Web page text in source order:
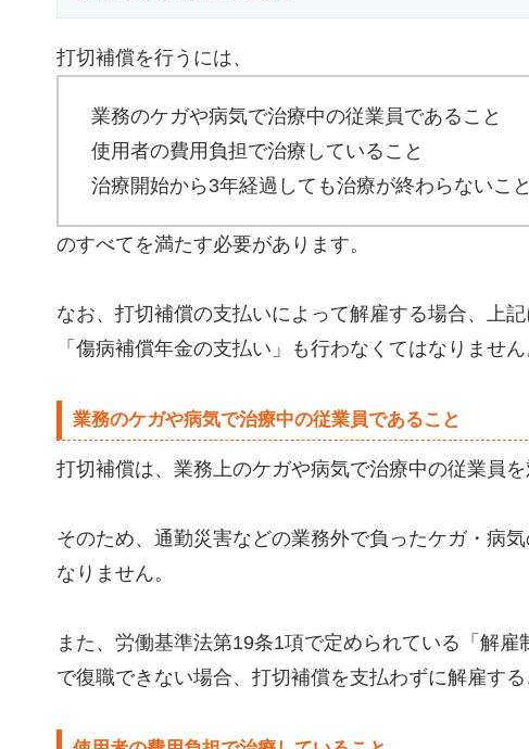
打切補償を行うには、
業務のケガや病気で治療中の従業員であること
使用者の費用負担で治療していること
治療開始から3年経過しても治療が終わらないこと
のすべてを満たす必要があります。
なお、打切補償の支払いによって解雇する場合、上
「傷病補償年金の支払い」も行わなくてはなりません
業務のケガや病気で治療中の従業員であること
打切補償は、業務上のケガや病気で治療中の従業員を
そのため、通勤災害などの業務外で負ったケガ・病
なりません。
また、労働基準法第19条1項で定められている「解
で復職できない場合、打切補償を支払わずに解雇する